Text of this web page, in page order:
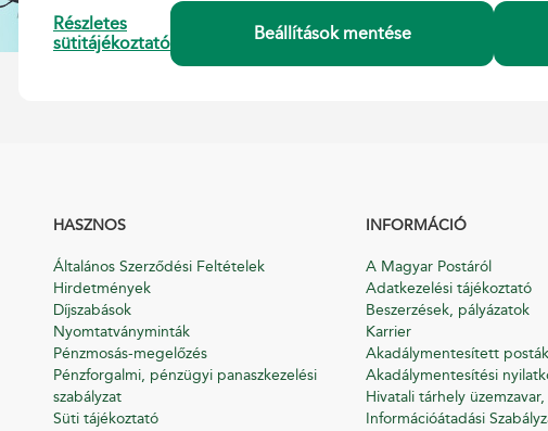
Részletes
sütitájékoztató
Beállítások mentése
HASZNOS
Általános Szerződési Feltételek
Hirdetmények
Díjszabások
Nyomtatványminták
Pénzmosás-megelőzés
Pénzforgalmi, pénzügyi panaszkezelési
szabályzat
Süti tájékoztató
INFORMÁCIÓ
A Magyar Postáról
Adatkezelési tájékoztató
Beszerzések, pályázatok
Karrier
Akadálymentesített posták
Akadálymentesítési
Hivatali tárhely
Információátadási